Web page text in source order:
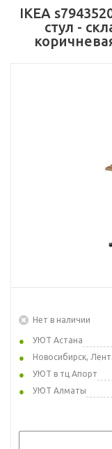
IKEA
стул -
Нет в наличии
УЮТ Астана
Новосибирск,
УЮТ в тц Апорт
УЮТ Алматы